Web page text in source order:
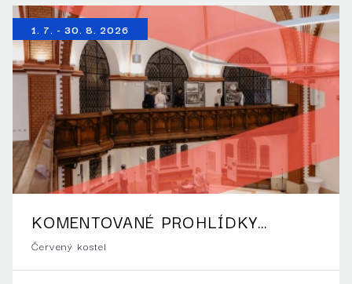
1. 7. - 30. 8. 2026
KOMENTOVANÉ PROHLÍDKY
ČERVENÉHO KOSTELA
Červený kostel